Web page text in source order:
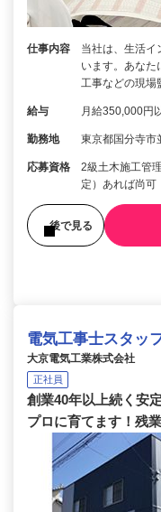
仕事内容
当社は、生活イ
います。あなた
工事などの現
給与 月給350,000円
勤務地 東京都国分寺
応募資格
2級土木施工管
定）あれば尚可
後で見る
電気工事士スタッ
大京電気工業株式会社
正社員
創業40年以上続く安
プロに育てます！残